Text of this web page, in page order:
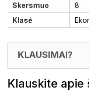
Skersmuo
8
Klasė
KLAUSIMAI?
Klauskite apie